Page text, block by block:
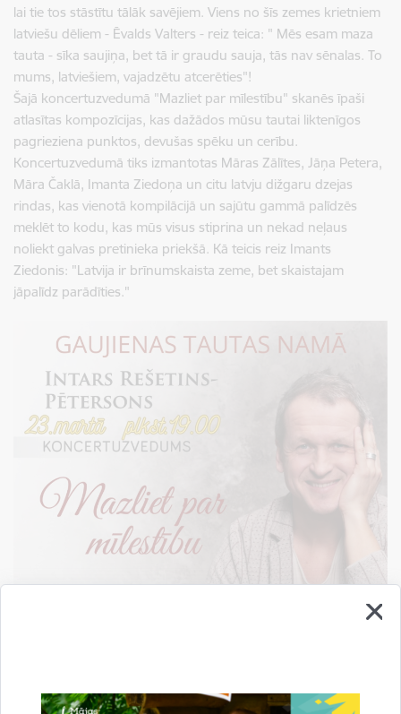
lai tie tos stāstītu tālāk savējiem. Viens no šīs zemes krietniem
latviešu dēliem - Ēvalds Valters - reiz teica: " Mēs esam maza
tauta - sīka saujiņa, bet tā ir graudu sauja, tās nav sēnalas. To
mums, latviešiem, vajadzētu atcerēties"!
Šajā koncertuzvedumā "Mazliet par mīlestību" skanēs īpaši
atlasītas kompozīcijas, kas dažādos mūsu tautai liktenīgos
pagrieziena punktos, devušas spēku un cerību.
Koncertuzvedumā tiks izmantotas Māras Zālītes, Jāņa Petera,
Māra Čaklā, Imanta Ziedoņa un citu latvju dižgaru dzejas
rindas, kas vienotā kompilācijā un sajūtu gammā palīdzēs
meklēt to kodu, kas mūs visus stiprina un nekad neļaus
noliekt galvas pretinieka priekšā. Kā teicis reiz Imants
Ziedonis: "Latvija ir brīnumskaista zeme, bet skaistajam
jāpalīdz parādīties."